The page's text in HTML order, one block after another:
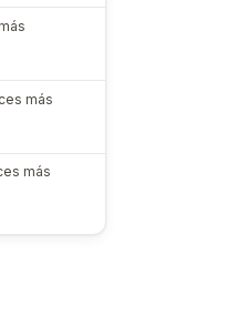
más
más